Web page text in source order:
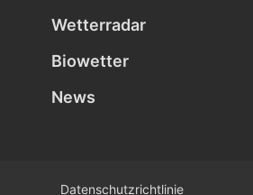
Wetterradar
Biowetter
News
Datenschutz­richtlinie